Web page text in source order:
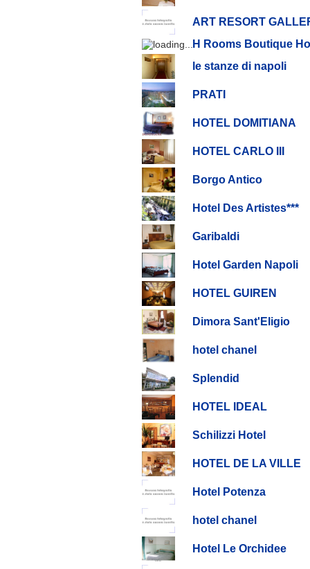
ART RESORT
H Rooms Boutique
le stanze di napoli
PRATI
HOTEL DOMITIANA
HOTEL CARLO III
Borgo Antico
Hotel Des Artistes***
Garibaldi
Hotel Garden Napoli
HOTEL GUIREN
Dimora Sant'Eligio
hotel chanel
Splendid
HOTEL IDEAL
Schilizzi Hotel
HOTEL DE LA VILLE
Hotel Potenza
hotel chanel
Hotel Le Orchidee